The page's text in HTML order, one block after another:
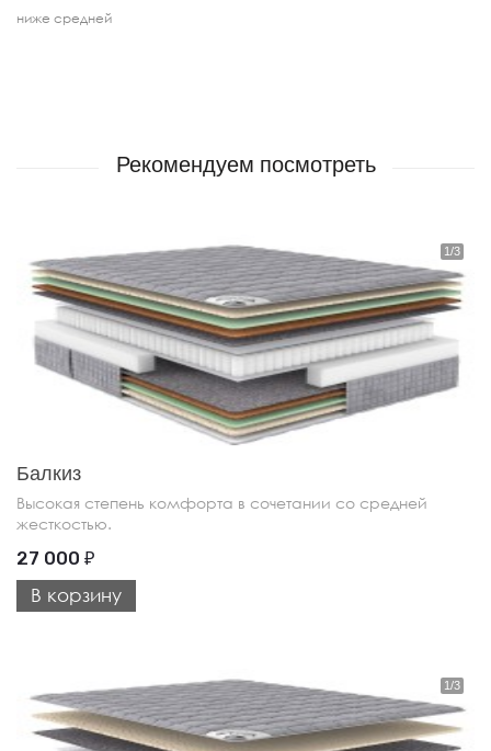
ниже средней
Рекомендуем посмотреть
Балкиз
Высокая степень комфорта в сочетании со средней
жесткостью.
27 000 ₽
В корзину